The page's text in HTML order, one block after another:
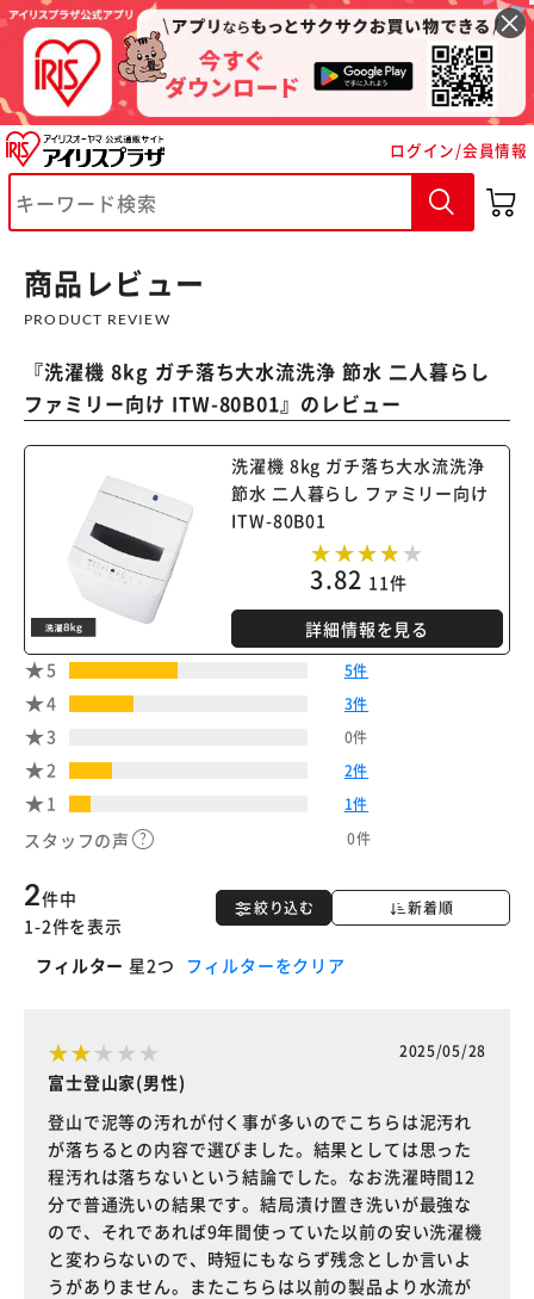
ログイン/会員情報
商品レビュー
PRODUCT REVIEW
『洗濯機 8kg ガチ落ち大水流洗浄 節水 二人暮らし
ファミリー向け ITW-80B01』のレビュー
洗濯機 8kg ガチ落ち大水流洗浄
節水 二人暮らし ファミリー向け
ITW-80B01
3.82 11件
詳細情報を見る
5
5件
4 3件
3 0件
2 2件
1 1件
スタッフの声 0件
絞り込む 新着順
2件中
1-2件を表示
フィルター 星2つ フィルターをクリア
2025/05/28
富士登山家(男性)
登山で泥等の汚れが付く事が多いのでこちらは泥汚れ
が落ちるとの内容で選びました。結果としては思った
程汚れは落ちないという結論でした。なお洗濯時間12
分で普通洗いの結果です。結局漬け置き洗いが最強な
ので、それであれば9年間使っていた以前の安い洗濯機
と変わらないので、時短にもならず残念としか言いよ
うがありません。またこちらは以前の製品より水流が
※ご確認ください